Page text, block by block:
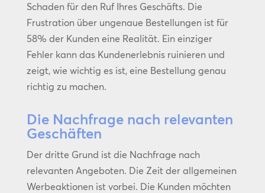
Schaden für den Ruf Ihres Geschäfts. Die
Frustration über ungenaue Bestellungen ist für
58% der Kunden eine Realität. Ein einziger
Fehler kann das Kundenerlebnis ruinieren und
zeigt, wie wichtig es ist, eine Bestellung genau
richtig zu machen.
Die Nachfrage nach relevanten
Geschäften
Der dritte Grund ist die Nachfrage nach
relevanten Angeboten. Die Zeit der allgemeinen
Werbeaktionen ist vorbei. Die Kunden möchten